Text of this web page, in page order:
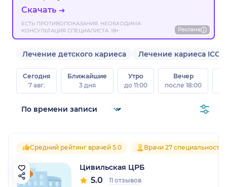
Скачать
ЕСТЬ ПРОТИВОПОКАЗАНИЯ. НЕОБХОДИМА
КОНСУЛЬТАЦИЯ СПЕЦИАЛИСТА. 18+
Реклама
Лечение детского кариеса Лечение кариеса ICON
Сегодня
7 авг.
Ближайшие
3 дня
Утро
до 11:00
Вечер
после 18:00
Средний рейтинг врачей 5.0 Врачи 27 специальностей
Цивильская ЦРБ
5.0 11 отзывов